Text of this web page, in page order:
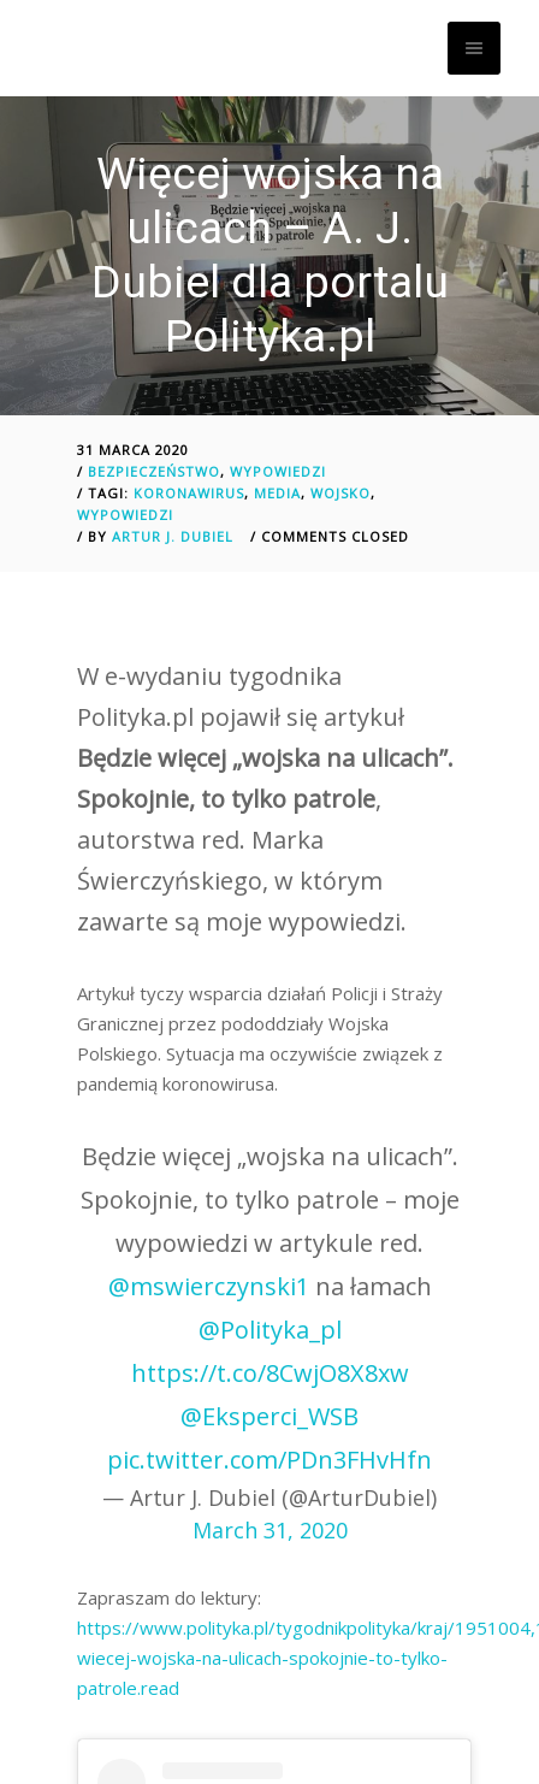
Więcej wojska na
ulicach – A. J.
Dubiel dla portalu
Polityka.pl
31 MARCA 2020
/ BEZPIECZEŃSTWO, WYPOWIEDZI
/ TAGI: KORONAWIRUS, MEDIA, WOJSKO,
WYPOWIEDZI
/ BY ARTUR J. DUBIEL / COMMENTS CLOSED
W e-wydaniu tygodnika
Polityka.pl pojawił się artykuł
Będzie więcej „wojska na ulicach”.
Spokojnie, to tylko patrole,
autorstwa red. Marka
Świerczyńskiego, w którym
zawarte są moje wypowiedzi.
Artykuł tyczy wsparcia działań Policji i Straży
Granicznej przez pododdziały Wojska
Polskiego. Sytuacja ma oczywiście związek z
pandemią koronowirusa.
Będzie więcej „wojska na ulicach”.
Spokojnie, to tylko patrole – moje
wypowiedzi w artykule red.
@mswierczynski1 na łamach
@Polityka_pl
https://t.co/8CwjO8X8xw
@Eksperci_WSB
pic.twitter.com/PDn3FHvHfn
— Artur J. Dubiel (@ArturDubiel)
March 31, 2020
Zapraszam do lektury:
https://www.polityka.pl/tygodnikpolityka/kraj/
wiecej-wojska-na-ulicach-spokojnie-to-tylko-
patrole.read